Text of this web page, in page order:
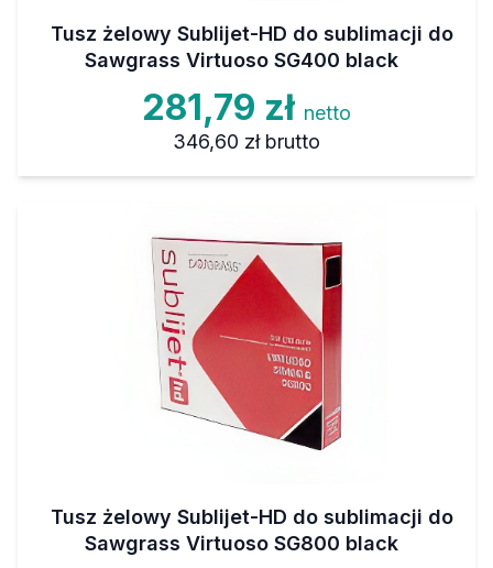
Tusz żelowy Sublijet-HD do sublimacji do
Sawgrass Virtuoso SG400 black
281,79 zł netto
346,60 zł brutto
Tusz żelowy Sublijet-HD do sublimacji do
Sawgrass Virtuoso SG800 black